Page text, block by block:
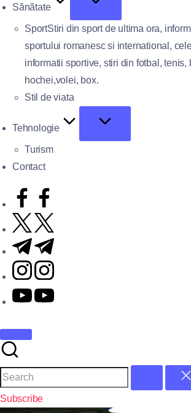
Sănătate
SportStiri din sport de ultima ora,
sportului romanesc si international,
informatii sportive, stiri din fotbal, tenis,
hochei,volei, box.
Stil de viata
Tehnologie
Turism
Contact
Subscribe